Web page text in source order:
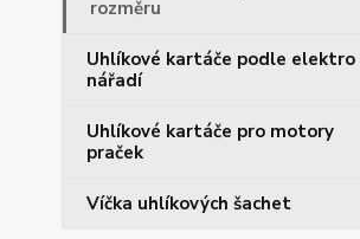
rozměru
Uhlíkové kartáče podle elektro
nářadí
Uhlíkové kartáče pro motory
praček
Víčka uhlíkových šachet